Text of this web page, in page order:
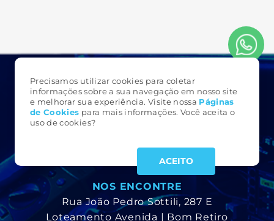
Precisamos utilizar cookies para coletar
informações sobre a sua navegação em nosso site
e melhorar sua experiência. Visite nossa Páginas
de Cookies para mais informações. Você aceita o
uso de cookies?
ACEITO
NOS ENCONTRE
Rua João Pedro Sottili, 287 E
Loteamento Avenida | Bom Retiro
FALE CONOSCO
(49)3323 6161